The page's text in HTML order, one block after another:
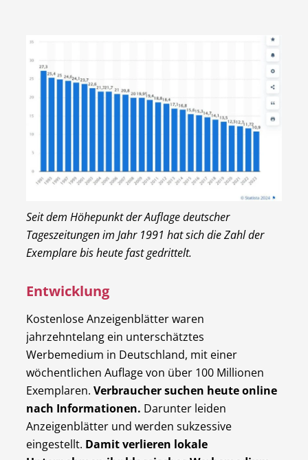
Seit dem Höhepunkt der Auflage deutscher
Tageszeitungen im Jahr 1991 hat sich die Zahl der
Exemplare bis heute fast gedrittelt.
Entwicklung
Kostenlose Anzeigenblätter waren
jahrzehntelang ein unterschätztes
Werbemedium in Deutschland, mit einer
wöchentlichen Auflage von über 100 Millionen
Exemplaren.Verbraucher suchen heute online
nach Informationen. Darunter leiden
Anzeigenblätter und werden sukzessive
eingestellt. Damit verlieren lokale